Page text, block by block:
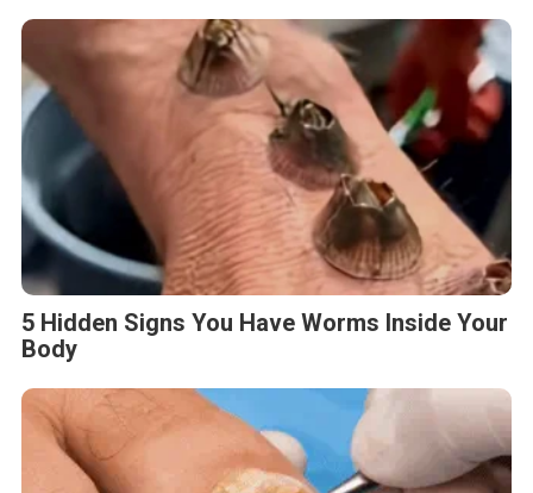
5 Hidden Signs You Have Worms Inside Your
Body